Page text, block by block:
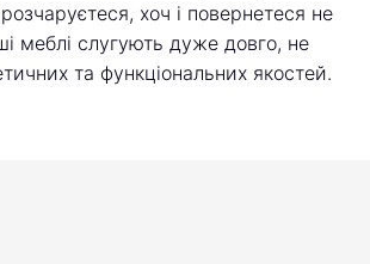
хоч і повернетеся не
меблі слугують дуже довго, не
та функціональних якостей.